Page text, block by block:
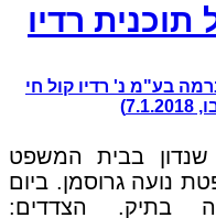
רדיו
60778-12-17 קול ברמה בע"מ נ' רדיו קול חי
שנדון בבית המשפט
נועה גרוסמן. ביום
בתיק. הצדדים: